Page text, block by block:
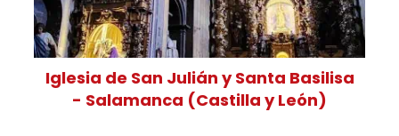
Iglesia de San Julián y Santa Basilisa
- Salamanca (Castilla y León)